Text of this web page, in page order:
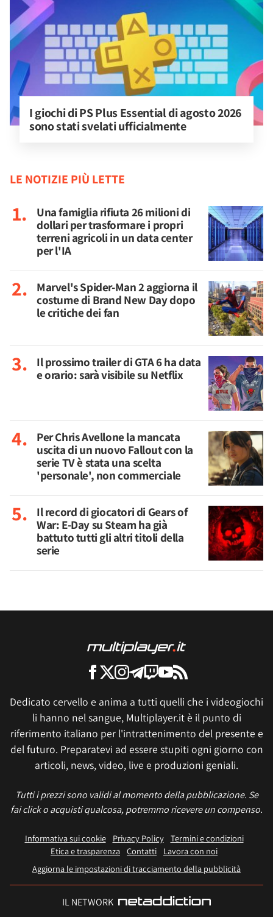
I giochi di PS Plus Essential di agosto 2026
sono stati svelati ufficialmente
LE NOTIZIE PIÙ LETTE
Una famiglia rifiuta 26 milioni di
dollari per trasformare i propri
terreni agricoli in un data center
per l'IA
Marvel's Spider-Man 2 aggiorna il
costume di Brand New Day dopo
le critiche dei fan
Il prossimo trailer di GTA 6 ha data
e orario: sarà visibile su Netflix
Per Chris Avellone la mancata
uscita di un nuovo Fallout con la
serie TV è stata una scelta
'personale', non commerciale
Il record di giocatori di Gears of
War: E-Day su Steam ha già
battuto tutti gli altri titoli della
serie
Dedicato cervello e anima a tutti quelli che i videogiochi
li hanno nel sangue, Multiplayer.it è il punto di
riferimento italiano per l'intrattenimento del presente e
del futuro. Preparatevi ad essere stupiti ogni giorno con
articoli, news, video, live e produzioni geniali.
Tutti i prezzi sono validi al momento della pubblicazione. Se
fai click o acquisti qualcosa, potremmo ricevere un compenso.
Informativa sui cookie Privacy Policy
Termini e condizioni
Etica e trasparenza Contatti
Lavora con noi
Aggiorna le impostazioni di tracciamento della pubblicità
IL NETWORK